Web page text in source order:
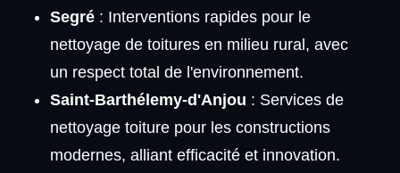
Segré: Interventions rapides pour le
nettoyage de toitures en milieu rural, avec
un respect total de l'environnement.
Saint-Barthélemy-d'Anjou : Services de
nettoyage toiture pour les constructions
modernes, alliant efficacité et innovation.